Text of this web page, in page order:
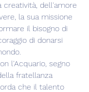
creatività, dell'amore
la sua missione
il bisogno di
di donarsi
l'Acquario, segno
fratellanza
che il talento